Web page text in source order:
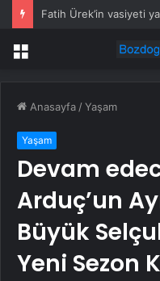
Fatih Ürek’in vasiyeti
Menü
Anasayfa /Yaşam
Yaşam
Devam
Arduç’un
Büyük
Yeni Sezon